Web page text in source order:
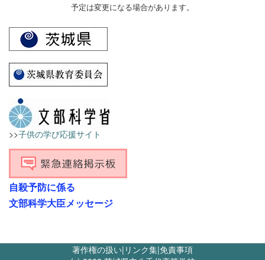
予定は変更になる場合があります。
>>子供の学び応援サイト
自殺予防に係る
文部科学大臣メッセージ
著作権の扱い| リンク集|免責事項